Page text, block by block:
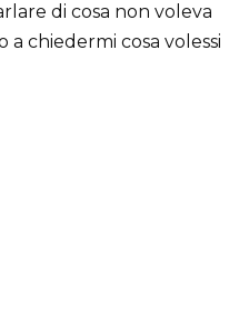
di cosa non voleva
chiedermi cosa volessi